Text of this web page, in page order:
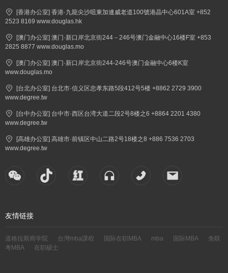
[香港办公室] 香港·九龍尖沙咀東加連威老道100號港晶中心601A室 +852
2523 8169 www.douglas.hk
[澳门办公室] 澳门·新口岸北京街244－246号澳门金融中心16楼F室 +853
2825 8877 www.douglas.mo
[澳门办公室] 澳门·新口岸北京街244-246号澳门金融中心6楼K室
www.douglas.mo
[台北办公室] 台北市·信义区忠孝东路5段412号5楼 +8862 2729 3900
www.degree.tw
[台中办公室] 台中市·西区台湾大道二段2号8楼之6 +8864 2201 4380
www.degree.tw
[高雄办公室] 高雄市·前镇区中山二路2号18楼之8 +886 7536 2703
www.degree.tw
友情链接
道格拉斯商学院 台灣mba課程 国际在职MBA mba 国际MBA
免联
考MBA
在职硕士